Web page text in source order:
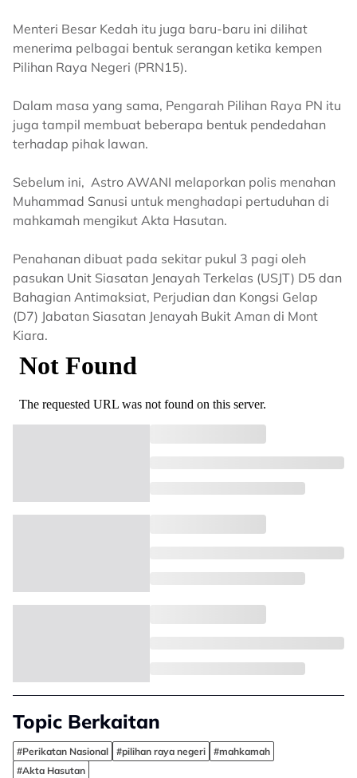
Menteri Besar Kedah itu juga baru-baru ini dilihat
menerima pelbagai bentuk serangan ketika kempen
Pilihan Raya Negeri (PRN15).
Dalam masa yang sama, Pengarah Pilihan Raya PN itu
juga tampil membuat beberapa bentuk pendedahan
terhadap pihak lawan.
Sebelum ini, Astro AWANI melaporkan polis menahan
Muhammad Sanusi untuk menghadapi pertuduhan di
mahkamah mengikut Akta Hasutan.
Penahanan dibuat pada sekitar pukul 3 pagi oleh
pasukan Unit Siasatan Jenayah Terkelas (USJT) D5 dan
Bahagian Antimaksiat, Perjudian dan Kongsi Gelap
(D7) Jabatan Siasatan Jenayah Bukit Aman di Mont
Kiara.
Topic Berkaitan
#Perikatan Nasional #pilihan raya negeri
#mahkamah
#Akta Hasutan